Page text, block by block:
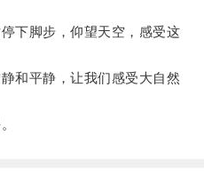
脚步，仰望天空，感受这
平静，让我们感受大自然